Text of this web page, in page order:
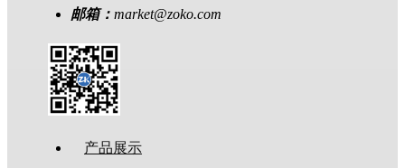
邮箱： market@zoko.com
产品展示